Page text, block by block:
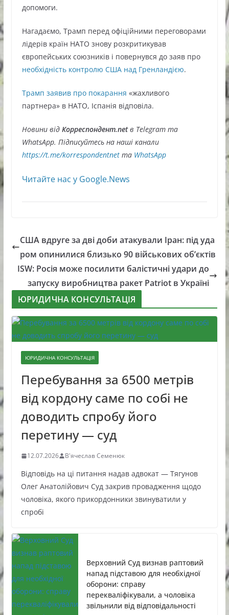
допомоги.
Нагадаємо, Трамп перед офіційними переговорами
лідерів країн НАТО знову розкритикував
європейських союзників і повернувся до заяв про
необхідність контролю США над Гренландією.
Трамп заявив про покарання «жахливого
партнера» в НАТО, Іспанія відповіла.
Новини відКорреспондент.netв Telegram та
WhatsApp. Підписуйтесь на наші канали
https://t.me/korrespondentnetта WhatsApp
Читайте нас у Google.News
США вдруге за дві доби атакували Іран: під уда
ром опинилися близько 90 військових об’єктів
ISW: Росія може посилити балістичні удари до
запуску виробництва ракет Patriot в Україні
ЮРИДИЧНА КОНСУЛЬТАЦІЯ
ЮРИДИЧНА КОНСУЛЬТАЦІЯ
Перебування за 6500 метрів
від кордону саме по собі не
доводить спробу його
перетину — суд
12.07.2026 В'ячеслав Семенюк
Відповідь на ці питання надав адвокат — Тягунов
Олег Анатолійович Суд закрив провадження щодо
чоловіка, якого прикордонники звинуватили у
спробі
Верховний Суд визнав раптовий
напад підставою для необхідної
оборони: справу
перекваліфікували, а чоловіка
звільнили від відповідальності